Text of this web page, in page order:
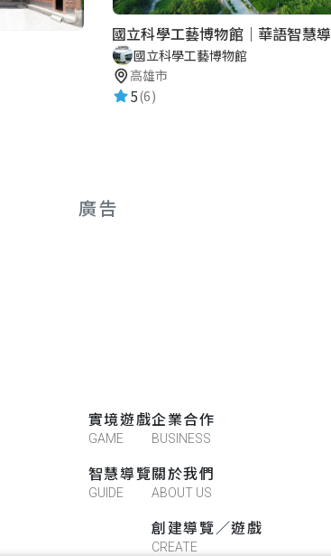
國立科學工藝博物館｜華語智慧
國立科學工藝博物館
高雄市
5(6)
廣告
實境遊戲
GAME
智慧導覽
GUIDE
企業合作
BUSINESS
關於我們
ABOUT US
創建導覽／遊戲
CREATE